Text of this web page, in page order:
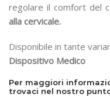
regolare il comfort del
alla cervicale.
Disponibile in tante
Dispositivo Medico
Per maggiori
trovaci nel nostro